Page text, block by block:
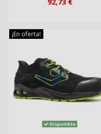
¡En oferta!
Disponible